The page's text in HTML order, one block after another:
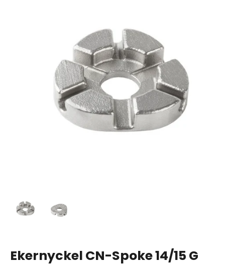
Ekernyckel CN-Spoke 14/15 G